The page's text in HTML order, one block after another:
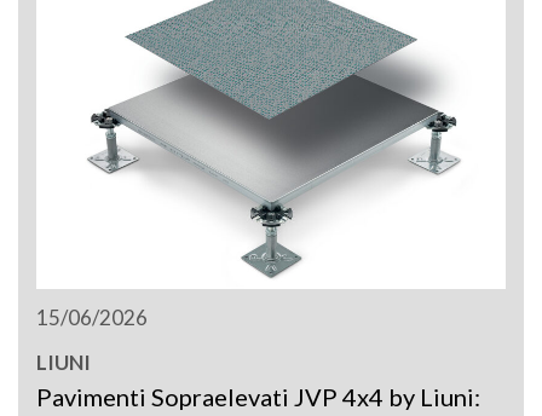
15/06/2026
LIUNI
Pavimenti Sopraelevati JVP 4x4 by Liuni: